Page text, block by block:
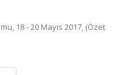
18 - 20 Mayıs 2017, (Özet